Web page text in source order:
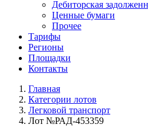
Дебиторская
Ценные бумаги
Прочее
Тарифы
Регионы
Площадки
Контакты
Главная
Категории лотов
Легковой транспорт
Лот №РАД-453359